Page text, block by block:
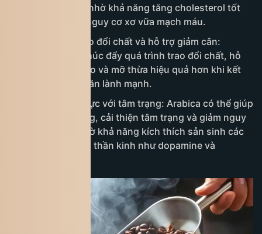
khỏe tim mạch nhờ khả năng tăng cholesterol tốt
(HDL) và giảm nguy cơ xơ vữa mạch máu.
Tăng cường trao đổi chất và hỗ trợ giảm cân:
Caffeine giúp thúc đẩy quá trình trao đổi chất, hỗ
trợ đốt cháy calo và mỡ thừa hiệu quả hơn khi kết
hợp với chế độ ăn lành mạnh.
Tác dụng tích cực với tâm trạng: Arabica có thể giúp
giảm căng thẳng, cải thiện tâm trạng và giảm nguy
cơ trầm cảm nhờ khả năng kích thích sản sinh các
chất dẫn truyền thần kinh như dopamine và